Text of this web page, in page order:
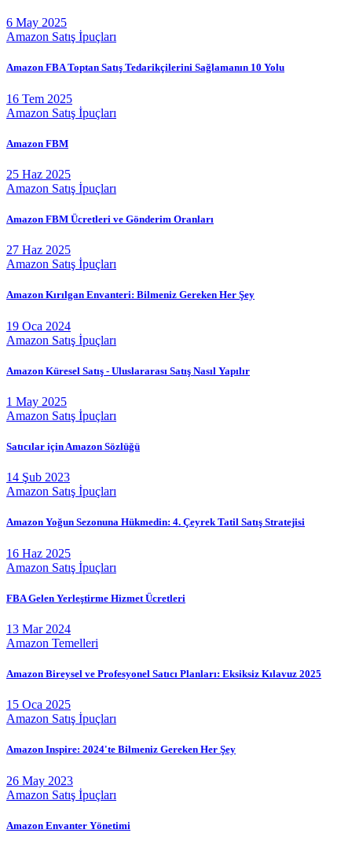
6 May 2025
Amazon Satış İpuçları
Amazon FBA Toptan Satış Tedarikçilerini Sağlamanın 10 Yolu
16 Tem 2025
Amazon Satış İpuçları
Amazon FBM
25 Haz 2025
Amazon Satış İpuçları
Amazon FBM Ücretleri ve Gönderim Oranları
27 Haz 2025
Amazon Satış İpuçları
Amazon Kırılgan Envanteri: Bilmeniz Gereken Her Şey
19 Oca 2024
Amazon Satış İpuçları
Amazon Küresel Satış - Uluslararası Satış Nasıl Yapılır
1 May 2025
Amazon Satış İpuçları
Satıcılar için Amazon Sözlüğü
14 Şub 2023
Amazon Satış İpuçları
Amazon Yoğun Sezonuna Hükmedin: 4. Çeyrek Tatil Satış Stratejisi
16 Haz 2025
Amazon Satış İpuçları
FBA Gelen Yerleştirme Hizmet Ücretleri
13 Mar 2024
Amazon Temelleri
Amazon Bireysel ve Profesyonel Satıcı Planları: Eksiksiz Kılavuz 2025
15 Oca 2025
Amazon Satış İpuçları
Amazon Inspire: 2024'te Bilmeniz Gereken Her Şey
26 May 2023
Amazon Satış İpuçları
Amazon Envanter Yönetimi